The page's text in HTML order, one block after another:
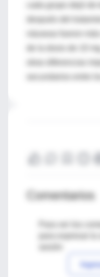
cada grupo dejó de
de la dosis de 10
secundarios entre
Comentarios
Para ver los